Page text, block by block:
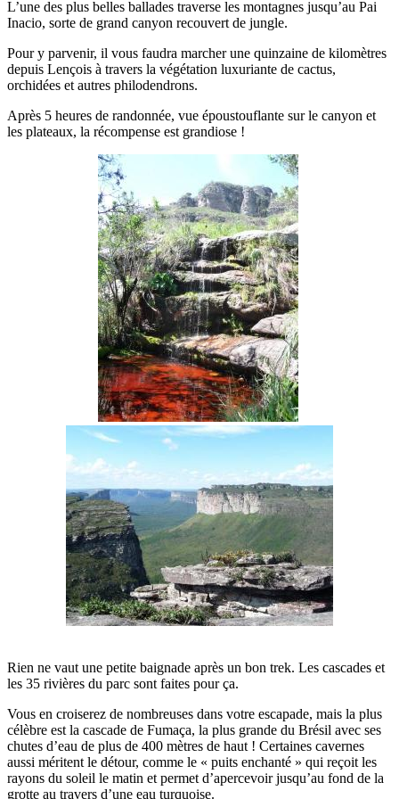
L’une des plus belles ballades traverse les montagnes jusqu’au Pai
Inacio, sorte de grand canyon recouvert de jungle.
Pour y parvenir, il vous faudra marcher une quinzaine de kilomètres
depuis Lençois à travers la végétation luxuriante de cactus,
orchidées et autres philodendrons.
Après 5 heures de randonnée, vue époustouflante sur le canyon et
les plateaux, la récompense est grandiose !
Rien ne vaut une petite baignade après un bon trek. Les cascades et
les 35 rivières du parc sont faites pour ça.
Vous en croiserez de nombreuses dans votre escapade, mais la plus
célèbre est la cascade de Fumaça, la plus grande du Brésil avec ses
chutes d’eau de plus de 400 mètres de haut ! Certaines cavernes
aussi méritent le détour, comme le « puits enchanté » qui reçoit les
rayons du soleil le matin et permet d’apercevoir jusqu’au fond de la
grotte au travers d’une eau turquoise.